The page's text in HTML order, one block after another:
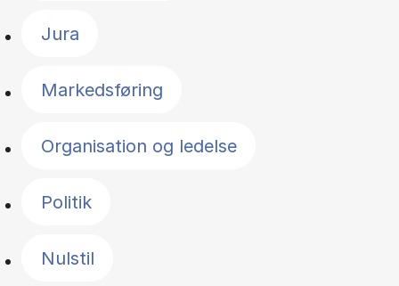
Jura
Markedsføring
Organisation og ledelse
Politik
Nulstil